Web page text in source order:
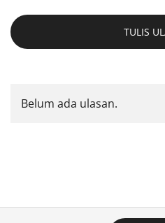
TULIS
Belum ada ulasan.